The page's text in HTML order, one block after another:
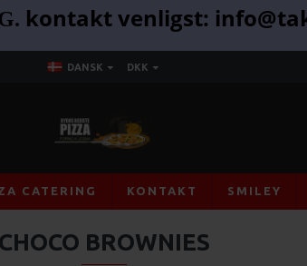
kontakt venligst:
DANSK DKK
CATERING KONTAKT SMILEY
CHOCO BROWNIES